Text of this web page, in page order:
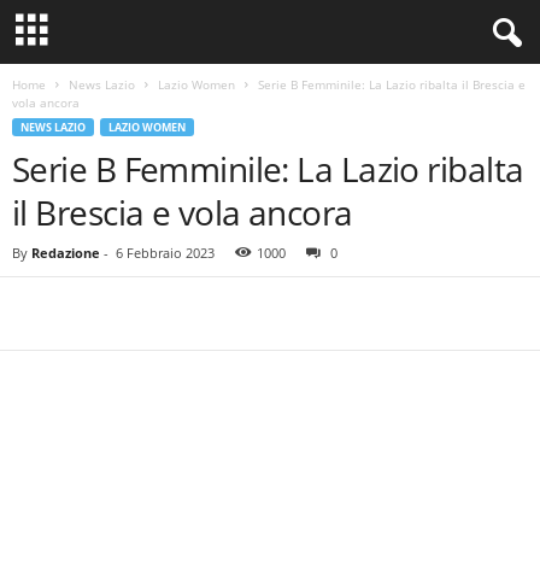
Home News Lazio Lazio Women
Serie B Femminile: La Lazio ribalta il Brescia e
vola ancora
NEWS LAZIO LAZIO WOMEN
Serie B Femminile: La Lazio ribalta
il Brescia e vola ancora
By Redazione - 6 Febbraio 2023 1000 0